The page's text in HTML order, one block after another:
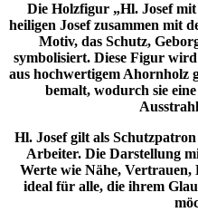
Die Holzfigur „Hl. Josef
heiligen Josef zusammen mit
Motiv, das Schutz,
symbolisiert. Diese Figur
aus hochwertigem Ahornholz
bemalt, wodurch sie
Hl. Josef gilt als
Arbeiter. Die Darstellung
Werte wie Nähe,
ideal für alle, die ihrem